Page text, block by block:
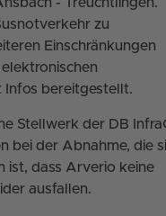
zu
Einschränkungen
Infos bereitgestellt.
Stellwerk der DB
bei der Abnahme, die
ist, dass Arverio keine
ausfallen.